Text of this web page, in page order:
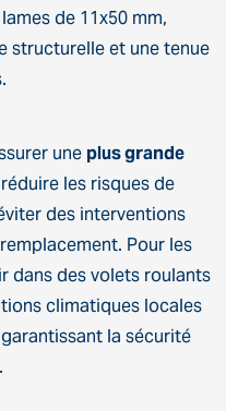
de 11x50 mm,
structurelle et une tenue
une plus grande
les risques de
des interventions
Pour les
dans des volets roulants
climatiques locales
la sécurité